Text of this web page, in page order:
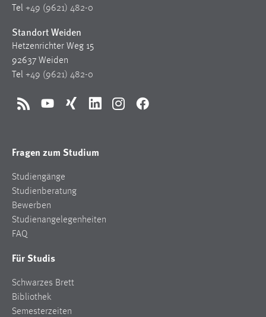
Tel +49 (9621) 482-0
Standort Weiden
Hetzenrichter Weg 15
92637 Weiden
Tel +49 (9621) 482-0
RSS YouTubeXing LinkedInInstagramFacebook
Fragen zum Studium
Studiengänge
Studienberatung
Bewerben
Studienangelegenheiten
FAQ
Für Studis
Schwarzes Brett
Bibliothek
Semesterzeiten
30 Tage
Chat
Name:
MibewSessionID, MIBEW_UserID, mibew_locale, mibew-
Zweck:
MibewSessionID, mibew-chat-frame-style-
Jahre, MIBEW_UserID = 1 Jahr
Login
fe_user, be_user, be_lastLoginProvider
Zweck:
einloggen zu können.